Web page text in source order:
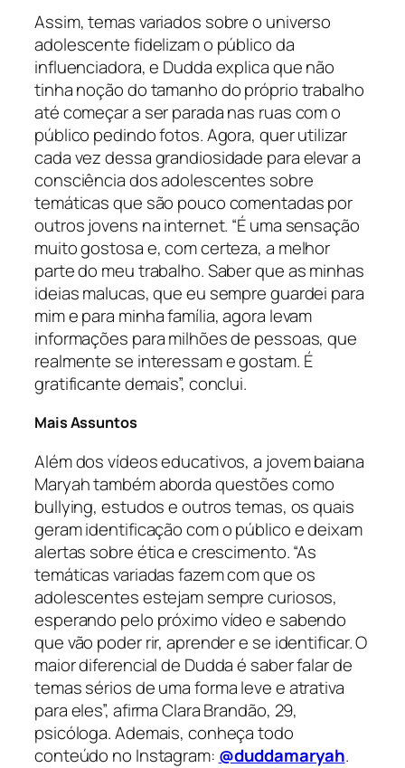
Assim, temas variados sobre o universo
adolescente fidelizam o público da
influenciadora, e Dudda explica que não
tinha noção do tamanho do próprio trabalho
até começar a ser parada nas ruas com o
público pedindo fotos. Agora, quer utilizar
cada vez dessa grandiosidade para elevar a
consciência dos adolescentes sobre
temáticas que são pouco comentadas por
outros jovens na internet. “É uma sensação
muito gostosa e, com certeza, a melhor
parte do meu trabalho. Saber que as minhas
ideias malucas, que eu sempre guardei para
mim e para minha família, agora levam
informações para milhões de pessoas, que
realmente se interessam e gostam. É
gratificante demais”, conclui.
Mais Assuntos
Além dos vídeos educativos, a jovem baiana
Maryah também aborda questões como
bullying, estudos e outros temas, os quais
geram identificação com o público e deixam
alertas sobre ética e crescimento. “As
temáticas variadas fazem com que os
adolescentes estejam sempre curiosos,
esperando pelo próximo vídeo e sabendo
que vão poder rir, aprender e se identificar. O
maior diferencial de Dudda é saber falar de
temas sérios de uma forma leve e atrativa
para eles”, afirma Clara Brandão, 29,
psicóloga. Ademais, conheça todo
conteúdo no Instagram: @duddamaryah.